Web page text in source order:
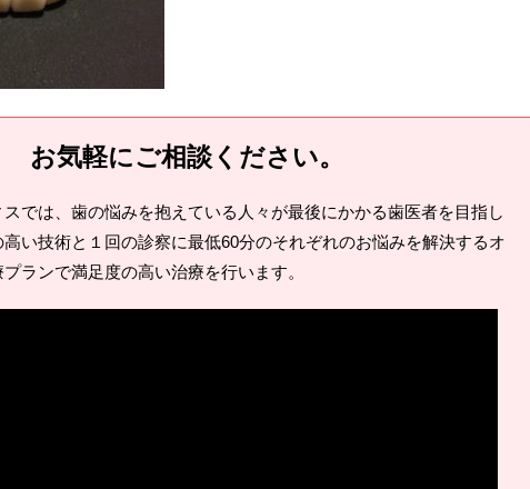
お気軽にご相談ください。
では、歯の悩みを抱えている人々が最後にかかる歯医者を目指し
い技術と１回の診察に最低60分のそれぞれのお悩みを解決するオ
ランで満足度の高い治療を行います。